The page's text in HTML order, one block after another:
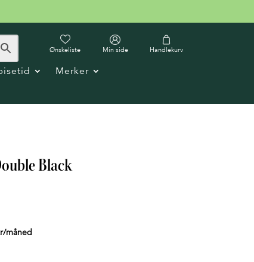
Ønskeliste Min side Handlekurv
Merker
Black
/måned